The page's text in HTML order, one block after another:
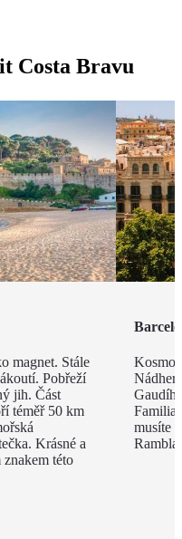
Costa Bravu
magnet. Stále
Pobřeží
jih. Část
téměř 50 km
Krásné a
této
Familia
musíte